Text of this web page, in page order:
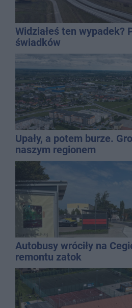
Widziałeś ten wypadek?
świadków
Upały, a potem burze.
naszym regionem
Autobusy wróciły na
remontu zatok